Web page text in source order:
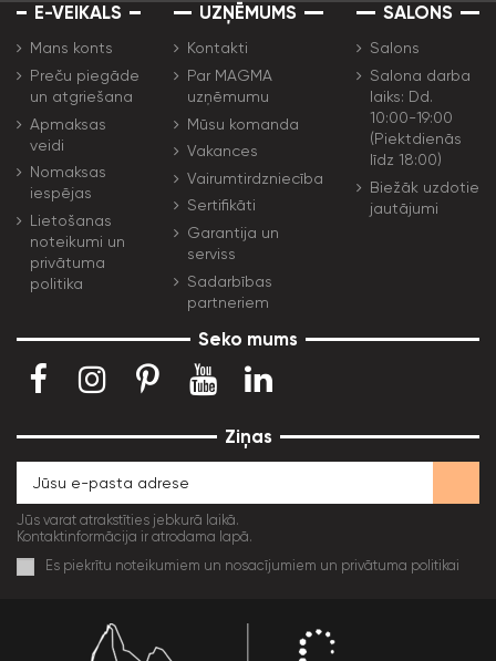
E-VEIKALS
Mans konts
Preču piegāde
un atgriešana
Apmaksas
veidi
Nomaksas
iespējas
Lietošanas
noteikumi un
privātuma
politika
UZŅĒMUMS
Kontakti
Par MAGMA
uzņēmumu
Mūsu komanda
Vakances
Vairumtirdzniecība
Sertifikāti
Garantija un
serviss
Sadarbības
partneriem
SALONS
Salons
Salona darba
laiks: Dd.
10:00-19:00
(Piektdienās
līdz 18:00)
Biežāk uzdotie
jautājumi
Seko mums
Ziņas
Jūs varat atrakstīties jebkurā laikā.
Kontaktinformācija ir atrodama lapā.
Es piekrītu noteikumiem un nosacījumiem un privātuma politikai